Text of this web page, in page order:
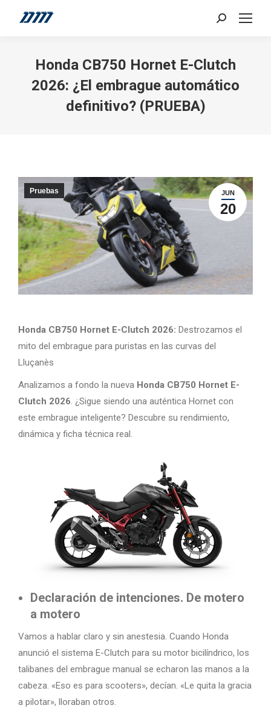
Search:
Honda CB750 Hornet E-Clutch
2026: ¿El embrague automático
definitivo? (PRUEBA)
JUN
20
Pruebas
Honda CB750 Hornet E-Clutch 2026: Destrozamos el
mito del embrague para puristas en las curvas del
Lluçanès
Analizamos a fondo la nueva Honda CB750 Hornet E-
Clutch 2026. ¿Sigue siendo una auténtica Hornet con
este embrague inteligente? Descubre su rendimiento,
dinámica y ficha técnica real.
Declaración de intenciones. De motero
a motero
Vamos a hablar claro y sin anestesia. Cuando Honda
anunció el sistema E-Clutch para su motor bicilíndrico, los
talibanes del embrague manual se echaron las manos a la
cabeza. «Eso es para scooters», decían. «Le quita la gracia
a pilotar», lloraban otros.